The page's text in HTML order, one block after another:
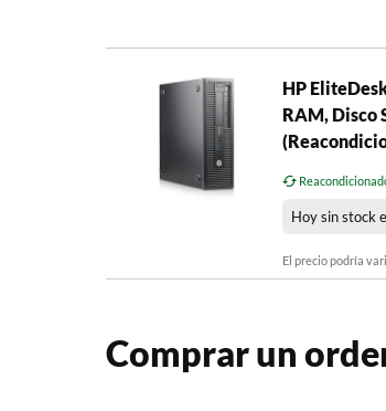
HP
RAM, Disco
Hoy sin stock
El precio podría
Comprar un